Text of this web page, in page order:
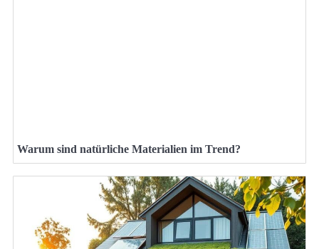
Warum sind natürliche Materialien im Trend?